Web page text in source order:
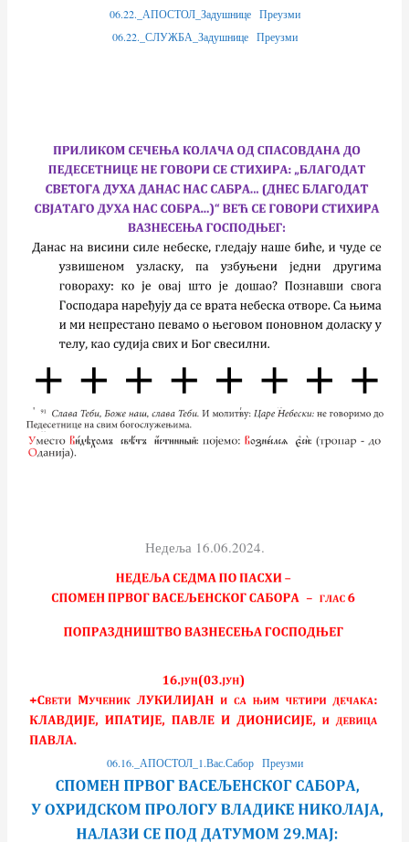
06.22._АПОСТОЛ_Задушнице Преузми
06.22._СЛУЖБА_Задушнице Преузми
Недеља 16.06.2024.
06.16._АПОСТОЛ_1.Вас.Сабор Преузми